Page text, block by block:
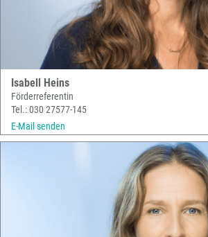
Isabell Heins
Förderreferentin
Tel.: 030 27577-145
E-Mail senden